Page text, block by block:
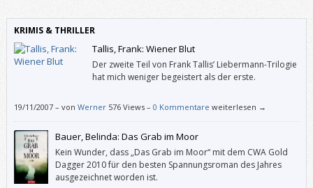
KRIMIS & THRILLER
Tallis, Frank: Wiener Blut
Der zweite Teil von Frank Tallis’ Liebermann-Trilogie
hat mich weniger begeistert als der erste.
19/11/2007– von Werner 576 Views – 0 Kommentare weiterlesen →
Bauer, Belinda: Das Grab im Moor
Kein Wunder, dass „Das Grab im Moor“ mit dem CWA Gold
Dagger 2010 für den besten Spannungsroman des Jahres
ausgezeichnet worden ist.